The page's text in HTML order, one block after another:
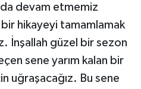
devam etmemiz
hikayeyi tamamlamak
İnşallah güzel bir sezon
sene yarım kalan bir
uğraşacağız. Bu sene